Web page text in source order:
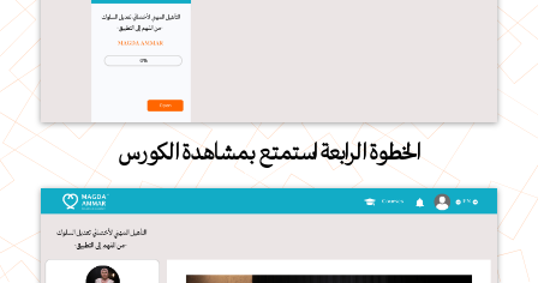
الخطوة الرابعة استمتع بمشاهدة الكورس